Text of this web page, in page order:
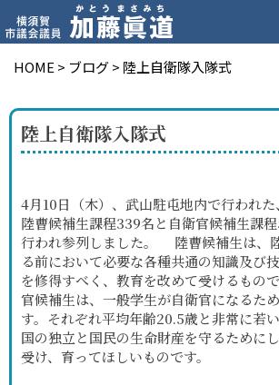
HOME > ブログ> 陸上自衛隊入隊式
陸上自衛隊入隊式
4月10日（木）、武山駐屯地内で行われ
陸曹候補生課程339名と自衛官候補生課
行われ参列しました。 陸曹候補生は、
る前において必要な各種共通の知識及び
を修得すべく、教育を改めて受けるもの
官候補生は、一般学生が自衛官になるた
す。それぞれ平均年齢20.5歳と非常に若い
国の独立と国民の生命財産を守るために
受け、育ってほしいものです。